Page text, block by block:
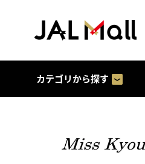
カテゴリから探す